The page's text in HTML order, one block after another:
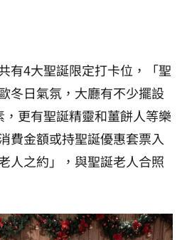
有4大聖誕限定打卡位，「聖
冬日氣氛，大廳有不少擺設
，更有聖誕精靈和薑餅人等樂
費金額或持聖誕優惠套票入
人之約」，與聖誕老人合照